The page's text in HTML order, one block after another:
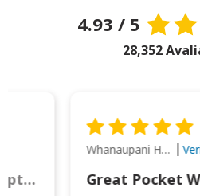
4.93 / 5
28,352
This was wonderful option to a family of four. Everything worked smoothly.
Whanaupani Henry Joseph Macown